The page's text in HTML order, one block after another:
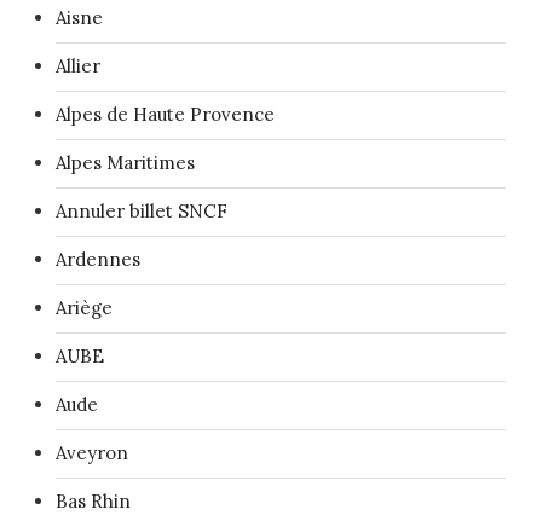
Aisne
Allier
Alpes de Haute Provence
Alpes Maritimes
Annuler billet SNCF
Ardennes
Ariège
AUBE
Aude
Aveyron
Bas Rhin